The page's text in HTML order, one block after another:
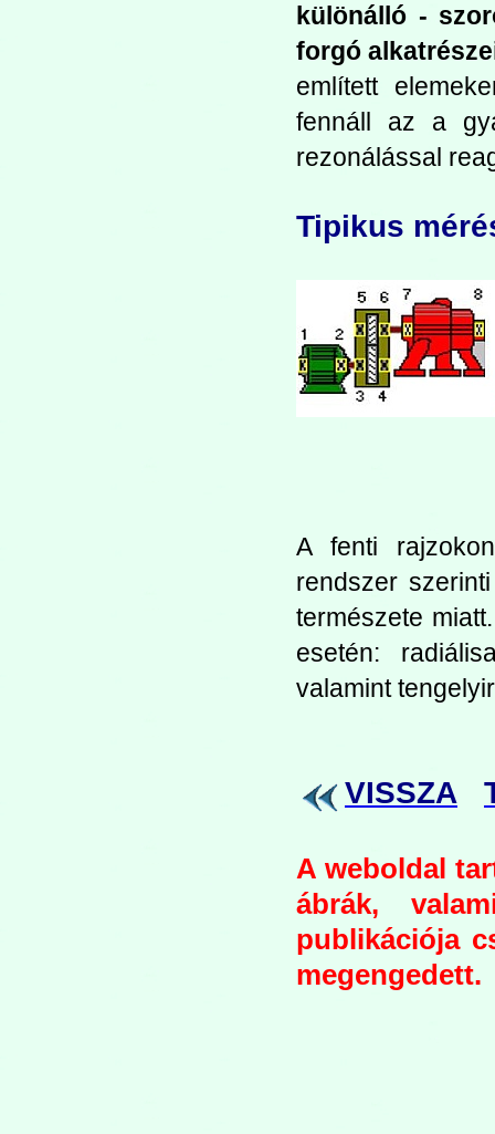
különálló -
forgó
említett
fennáll az a
rezonálással
Tipikus
A fenti
rendszer
természete
esetén:
valamint
VISSZA
A weboldal
ábrák,
publikációja
megengedett.